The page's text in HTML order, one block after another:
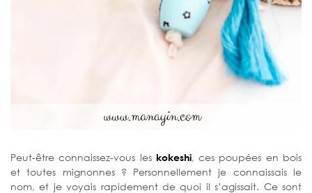
Peut-être connaissez-vous les kokeshi, ces poupées en bois
et toutes mignonnes ? Personnellement je connaissais le
nom, et je voyais rapidement de quoi il s’agissait. Ce sont